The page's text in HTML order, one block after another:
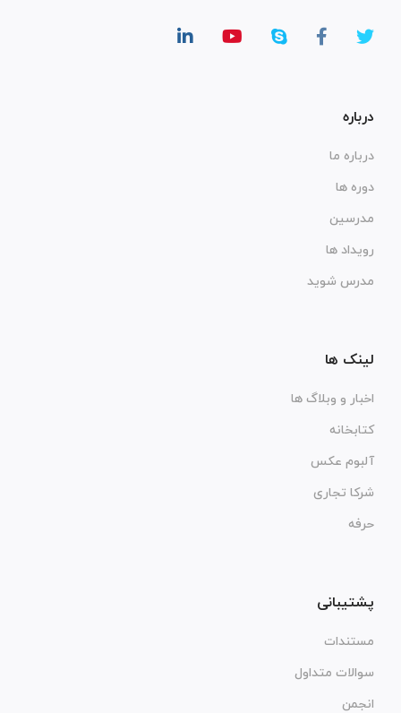
درباره
درباره ما
دوره ها
مدرسین
رویداد ها
مدرس شوید
لینک ها
اخبار و وبلاگ ها
کتابخانه
آلبوم عکس
شرکا تجاری
حرفه
پشتیبانی
مستندات
سوالات متداول
انجمن